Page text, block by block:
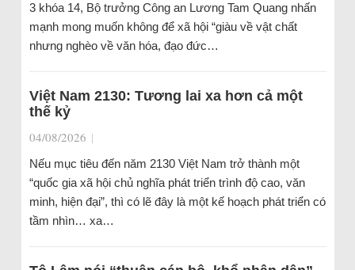
3 khóa 14, Bộ trưởng Công an Lương Tam Quang nhấn
mạnh mong muốn không để xã hội “giàu về vật chất
nhưng nghèo về văn hóa, đạo đức…
Việt Nam 2130: Tương lai xa hơn cả một
thế kỷ
04/08/2026 |
Nếu mục tiêu đến năm 2130 Việt Nam trở thành một
“quốc gia xã hội chủ nghĩa phát triển trình độ cao, văn
minh, hiện đại”, thì có lẽ đây là một kế hoạch phát triển có
tầm nhìn… xa…